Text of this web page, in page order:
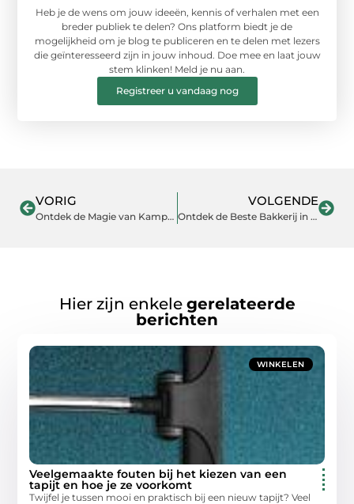
Heb je de wens om jouw ideeën, kennis of verhalen met een
breder publiek te delen? Ons platform biedt je de
mogelijkheid om je blog te publiceren en te delen met lezers
die geïnteresseerd zijn in jouw inhoud. Doe mee en laat jouw
stem klinken! Meld je nu aan.
Registreer u vandaag nog
VORIG
Ontdek de Magie van Kamperen met Campingwinkel in Leiden
VOLGENDE
Ontdek de Beste Bakkerij in Barendrecht
Hier zijn enkele gerelateerde
berichten
WINKELEN
Veelgemaakte fouten bij het kiezen van een
tapijt en hoe je ze voorkomt
Twijfel je tussen mooi en praktisch bij een nieuw tapijt? Veel